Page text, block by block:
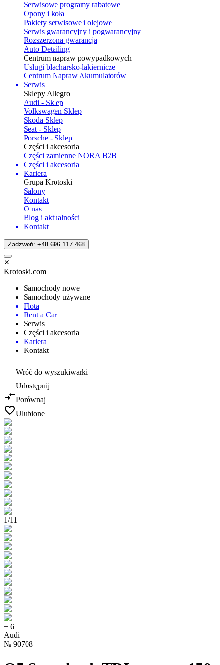
Serwisowe programy rabatowe
Opony i koła
Pakiety serwisowe i olejowe
Serwis gwarancyjny i pogwarancyjny
Rozszerzona gwarancja
Auto Detailing
Centrum napraw powypadkowych
Usługi blacharsko-lakiernicze
Centrum Napraw Akumulatorów
Serwis
Sklepy Allegro
Audi - Sklep
Volkswagen Sklep
Skoda Sklep
Seat - Sklep
Porsche - Sklep
Części i akcesoria
Części zamienne NORA B2B
Części i akcesoria
Kariera
Grupa Krotoski
Salony
Kontakt
O nas
Blog i aktualności
Kontakt
Zadzwoń: +48 696 117 468
Krotoski.com
Samochody nowe
Samochody używane
Flota
Rent a Car
Serwis
Części i akcesoria
Kariera
Kontakt
Wróć do wyszukiwarki
Udostępnij
Porównaj
Ulubione
1/11
+ 6
Audi
№ 90708